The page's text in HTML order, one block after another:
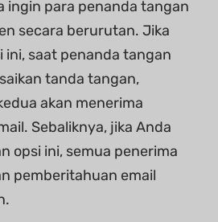
ingin para penanda tangan
secara berurutan. Jika
ini, saat penanda tangan
tanda tangan,
akan menerima
Sebaliknya, jika Anda
opsi ini, semua penerima
pemberitahuan email